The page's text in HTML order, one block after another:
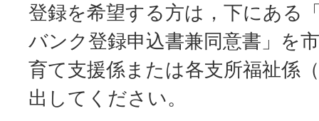
登録を希望する方は，下にある
バンク登録申込書兼同意書」を
育て支援係または各支所福祉係
出してください。